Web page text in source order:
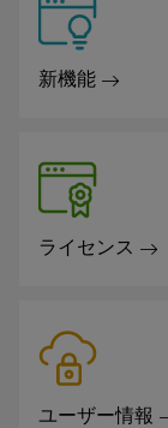
新機能
ライセンス
ユーザー情報